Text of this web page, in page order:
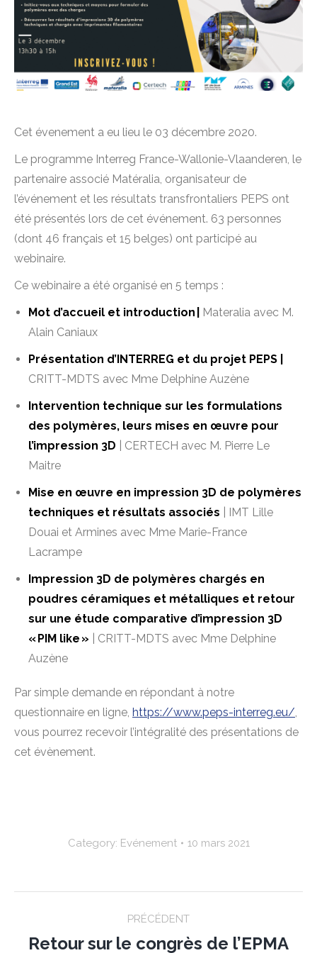
Cet évenement a eu lieu le 03 décembre 2020.
Le programme Interreg France-Wallonie-Vlaanderen, le
partenaire associé Matéralia, organisateur de
l’événement et les résultats transfrontaliers PEPS ont
été présentés lors de cet événement. 63 personnes
(dont 46 français et 15 belges) ont participé au
webinaire.
Ce webinaire a été organisé en 5 temps :
Mot d’accueil et introduction |
Materalia avec M.
Alain Caniaux
Présentation d’INTERREG et du projet PEPS |
CRITT-MDTS avec Mme Delphine Auzène
Intervention technique sur les formulations
des polymères, leurs mises en œuvre pour
l’impression 3D | CERTECH avec M. Pierre Le
Maitre
Mise en œuvre en impression 3D de polymères
techniques et résultats associés | IMT Lille
Douai et Armines avec Mme Marie-France
Lacrampe
Impression 3D de polymères chargés en
poudres céramiques et métalliques et retour
sur une étude comparative d’impression 3D
« PIM like » | CRITT-MDTS avec Mme Delphine
Auzène
Par simple demande en répondant à notre
questionnaire en ligne, https://www.peps-interreg.eu/,
vous pourrez recevoir l’intégralité des présentations de
cet évènement.
Category: Evénement 10 mars 2021
PRÉCÉDENT
Retour sur le congrès de l’EPMA